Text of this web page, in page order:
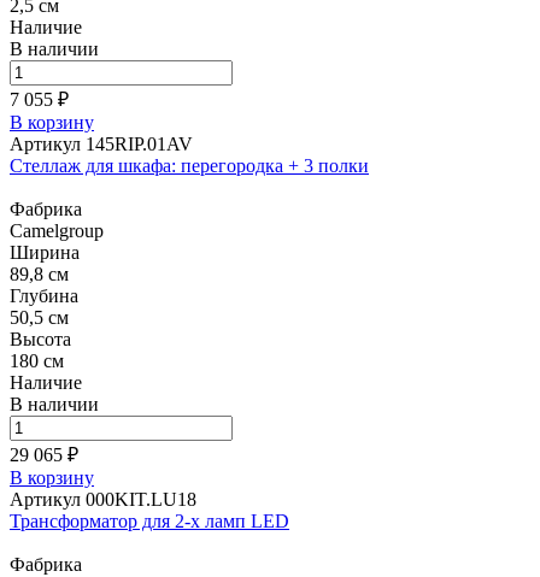
2,5 см
Наличие
В наличии
7 055 ₽
В корзину
Артикул 145RIP.01AV
Стеллаж для шкафа: перегородка + 3 полки
Фабрика
Camelgroup
Ширина
89,8 см
Глубина
50,5 см
Высота
180 см
Наличие
В наличии
29 065 ₽
В корзину
Артикул 000KIT.LU18
Трансформатор для 2-х ламп LED
Фабрика